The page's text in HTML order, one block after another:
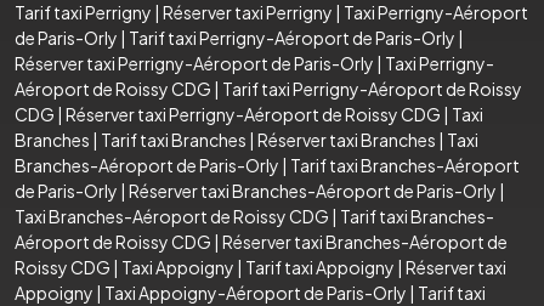
Tarif taxi Perrigny | Réserver taxi Perrigny | Taxi Perrigny-Aéroport
de Paris-Orly | Tarif taxi Perrigny-Aéroport de Paris-Orly |
Réserver taxi Perrigny-Aéroport de Paris-Orly | Taxi Perrigny-
Aéroport de Roissy CDG | Tarif taxi Perrigny-Aéroport de Roissy
CDG | Réserver taxi Perrigny-Aéroport de Roissy CDG | Taxi
Branches | Tarif taxi Branches | Réserver taxi Branches | Taxi
Branches-Aéroport de Paris-Orly | Tarif taxi Branches-Aéroport
de Paris-Orly | Réserver taxi Branches-Aéroport de Paris-Orly |
Taxi Branches-Aéroport de Roissy CDG | Tarif taxi Branches-
Aéroport de Roissy CDG | Réserver taxi Branches-Aéroport de
Roissy CDG | Taxi Appoigny | Tarif taxi Appoigny | Réserver taxi
Appoigny | Taxi Appoigny-Aéroport de Paris-Orly | Tarif taxi